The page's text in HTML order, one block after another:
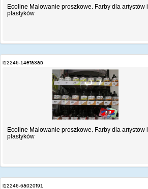
Ecoline Malowanie proszkowe, Farby dla artystów i
plastyków
i12246-14efa3ab
Ecoline Malowanie proszkowe, Farby dla artystów i
plastyków
i12246-6a020f91